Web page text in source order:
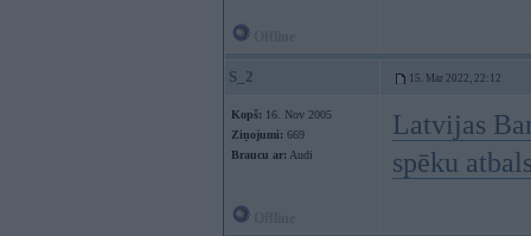
S_2 15. Mar 2022, 22:12
Kopš: 16. Nov 2005
Ziņojumi: 669
Braucu ar: Audi
Latvijas
spēku